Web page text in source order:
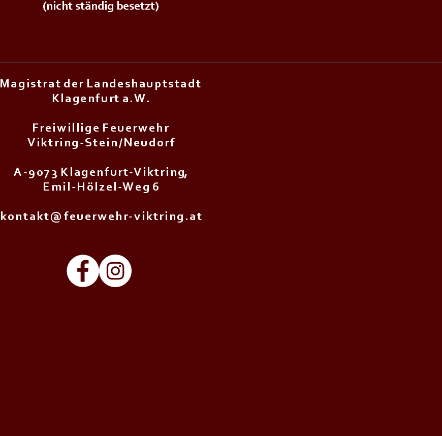
(nicht ständig besetzt)
M a g i s t r a t d e r L a n d e s h a u p t s t a d t
K l a g e n f u r t a . W .
F r e i w i l l i g e F e u e r w e h r
V i k t r i n g - S t e i n / N e u d o r f
A - 9 0 7 3 K l a g e n f u r t - V i k t r i n g,
E m i l - H ö l z e l - W e g 6
k o n t a k t @ f e u e r w e h r - v i k t r i n g . a t